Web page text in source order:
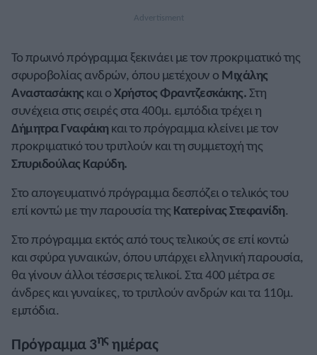
Το πρωινό πρόγραμμα ξεκινάει με τον προκριματικό της
σφυροβολίας ανδρών, όπου μετέχουν ο Μιχάλης
Αναστασάκηςκαι οΧρήστος Φραντζεσκάκης.Στη
συνέχεια στις σειρές στα 400μ. εμπόδια τρέχει η
Δήμητρα Γναφάκηκαι το πρόγραμμα κλείνει με τον
προκριματικό του τριπλούν και τη συμμετοχή της
Σπυριδούλας Καρύδη.
Στο απογευματινό πρόγραμμα δεσπόζει ο τελικός του
επί κοντώ με την παρουσία της Κατερίνας Στεφανίδη.
Στο πρόγραμμα εκτός από τους τελικούς σε επί κοντώ
και σφύρα γυναικών, όπου υπάρχει ελληνική παρουσία,
θα γίνουν άλλοι τέσσερις τελικοί. Στα 400 μέτρα σε
άνδρες και γυναίκες, το τριπλούν ανδρών και τα 110μ.
εμπόδια.
Πρόγραμμα 3ηςημέρας